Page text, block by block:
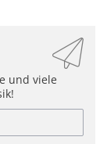
und viele